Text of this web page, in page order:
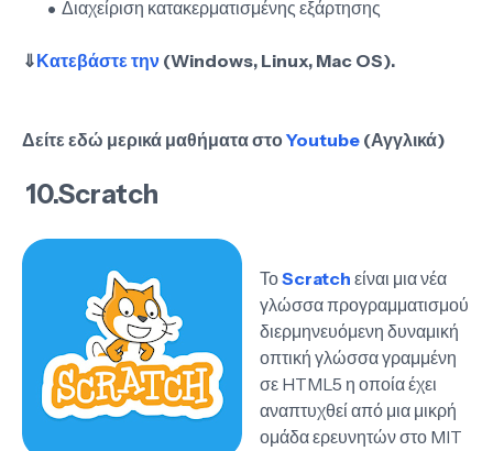
Διαχείριση κατακερματισμένης εξάρτησης
⇓Κατεβάστε την (Windows, Linux, Mac OS).
Δείτε εδώ μερικά μαθήματα στοYoutube (Αγγλικά)
10.Scratch
ΤοScratch είναι μια νέα
γλώσσα προγραμματισμού
διερμηνευόμενη δυναμική
οπτική γλώσσα γραμμένη
σε HTML5 η οποία έχει
αναπτυχθεί από μια μικρή
ομάδα ερευνητών στο MIT